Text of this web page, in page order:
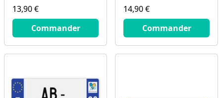
13,90 €
13.9
€Commander
14,90 €
14.9
€Commander